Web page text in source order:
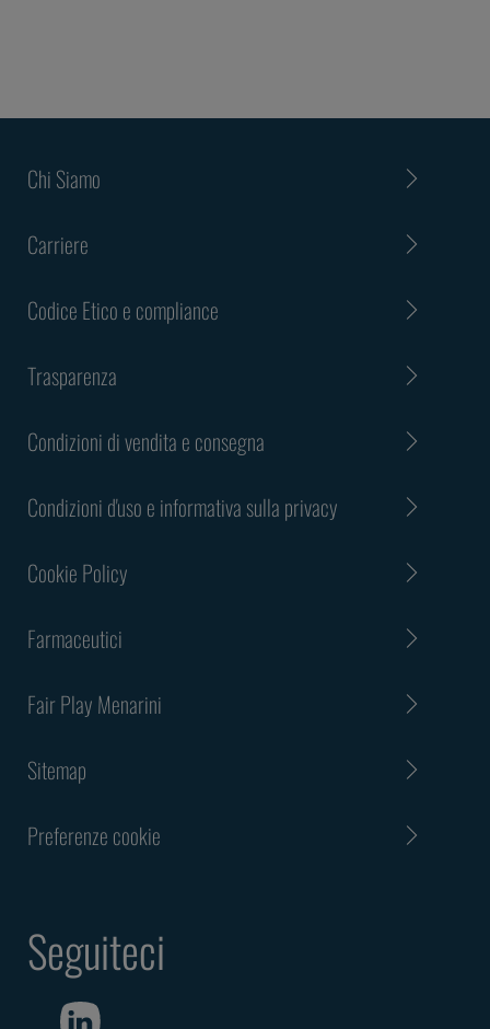
Chi Siamo
Carriere
Codice Etico e compliance
Trasparenza
Condizioni di vendita e consegna
Condizioni d'uso e informativa sulla privacy
Cookie Policy
Farmaceutici
Fair Play Menarini
Sitemap
Preferenze cookie
Seguiteci